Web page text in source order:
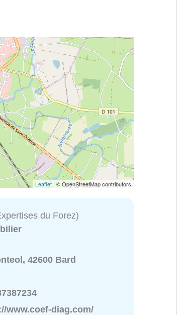
Leaflet | © OpenStreetMap contributors
du Forez)
42600 Bard
www.coef-diag.com/